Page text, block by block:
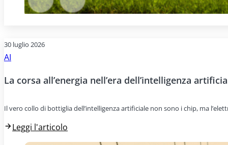
30 luglio 2026
AI
La corsa all’energia nell’era dell’intelligenza
Il vero collo di bottiglia dell’intelligenza artificiale non sono i chip, ma
Leggi l'articolo